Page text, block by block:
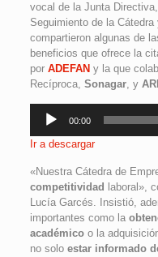
vocal de la Junta
Seguimiento de la
compartieron algunas de
beneficios que ofrece la
por ADEFAN y la que
Recíproca, Sonagar, y
Reproductor
audio
00:00
Ir a descargar
«Nuestra Cátedra de
competitividad laboral»,
Lucía Garcés. Insistió,
importantes como la
académicoo la
no solo estar informado